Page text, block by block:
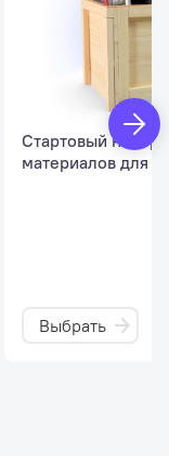
Стартовый набор
материалов для
Выбрать